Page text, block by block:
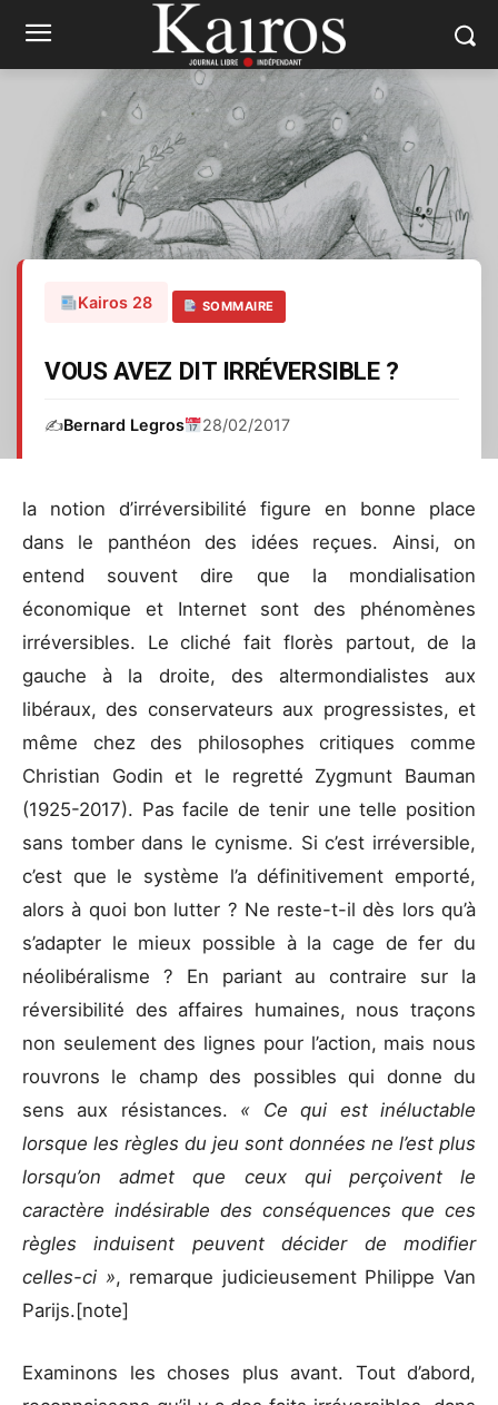
Kairos 28 SOMMAIRE
VOUS AVEZ DIT IRRÉVERSIBLE ?
✍️Bernard Legros 28/02/2017
la notion d’irréversibilité figure en bonne place
dans le panthéon des idées reçues. Ainsi, on
entend souvent dire que la mondialisation
économique et Internet sont des phénomènes
irréversibles. Le cliché fait florès partout, de la
gauche à la droite, des altermondialistes aux
libéraux, des conservateurs aux progressistes, et
même chez des philosophes critiques comme
Christian Godin et le regretté Zygmunt Bauman
(1925-2017). Pas facile de tenir une telle position
sans tomber dans le cynisme. Si c’est irréversible,
c’est que le système l’a définitivement emporté,
alors à quoi bon lutter ? Ne reste-t-il dès lors qu’à
s’adapter le mieux possible à la cage de fer du
néolibéralisme ? En pariant au contraire sur la
réversibilité des affaires humaines, nous traçons
non seulement des lignes pour l’action, mais nous
rouvrons le champ des possibles qui donne du
sens aux résistances. « Ce qui est inéluctable
lorsque les règles du jeu sont données ne l’est plus
lorsqu’on admet que ceux qui perçoivent le
caractère indésirable des conséquences que ces
règles induisent peuvent décider de modifier
celles-ci », remarque judicieusement Philippe Van
Parijs.[note]
Examinons les choses plus avant. Tout d’abord,